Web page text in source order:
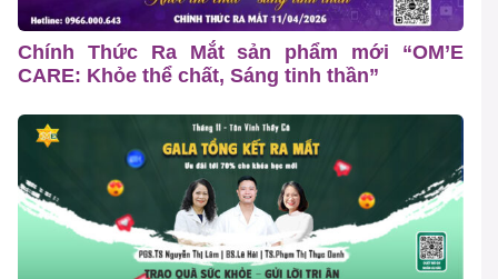
Chính Thức Ra Mắt sản phẩm mới “OM’E
CARE: Khỏe thể chất, Sáng tinh thần”